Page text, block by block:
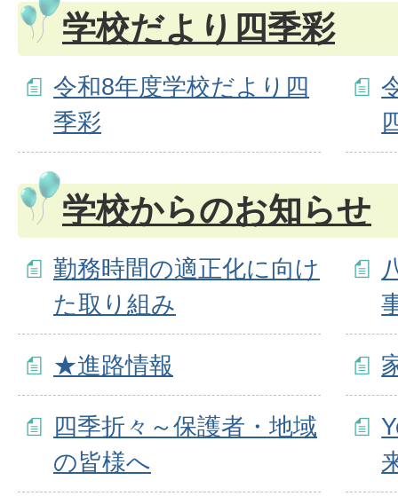
学校だより四季彩
令和8年度学校だより四
季彩
学校からのお知らせ
勤務時間の適正化に向け
た取り組み
★進路情報
四季折々～保護者・地域
の皆様へ